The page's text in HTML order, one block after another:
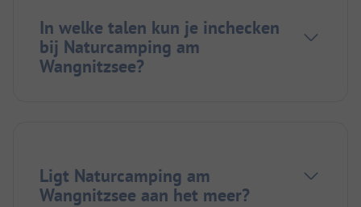
In welke talen kun je inchecken
bij Naturcamping am
Wangnitzsee?
Ligt Naturcamping am
Wangnitzsee aan het meer?